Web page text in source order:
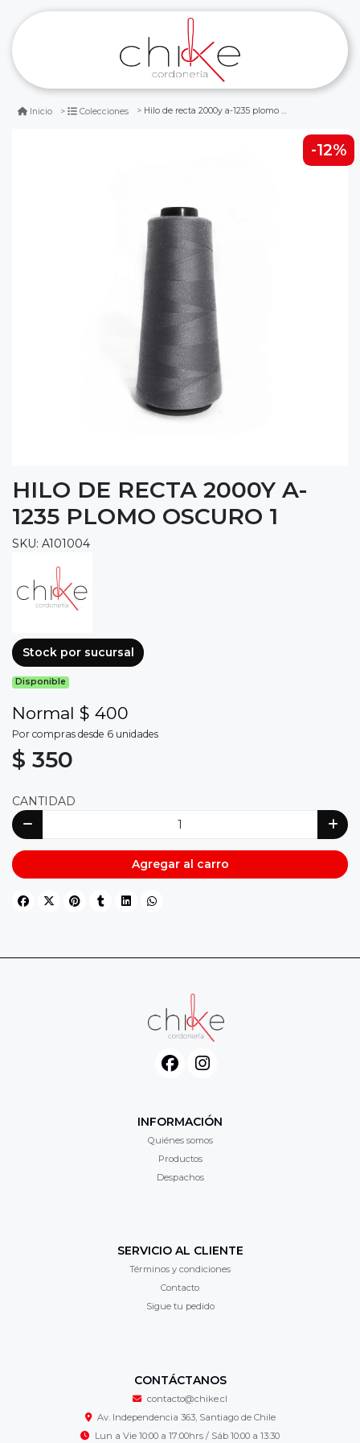
Inicio Colecciones Hilo de recta 2000y a-1235 plomo oscuro 1
-12%
HILO DE RECTA 2000Y A-
1235 PLOMO OSCURO 1
SKU: A101004
Stock por sucursal
Disponible
Normal $ 400
Por compras desde 6 unidades
$ 350
CANTIDAD
Agregar al carro
INFORMACIÓN
Quiénes somos
Productos
Despachos
SERVICIO AL CLIENTE
Términos y condiciones
Contacto
Sigue tu pedido
CONTÁCTANOS
contacto@chike.cl
Av. Independencia 363, Santiago de Chile
Lun a Vie 10:00 a 17:00hrs / Sáb 10:00 a 13:30